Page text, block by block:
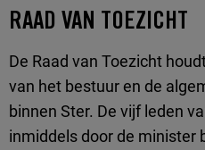
RAAD VAN TOEZICHT
De Raad van Toezicht
van het bestuur en de
binnen Ster. De vijf leden
inmiddels door de minister